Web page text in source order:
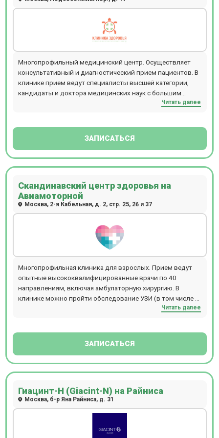
Многопрофильный медицинский центр. Осуществляет
консультативный и диагностический прием пациентов. В
клинике прием ведут специалисты высшей категории,
кандидаты и доктора медицинских наук с большим
опытом. Прием проводится по предварительной записи.
пациентов доступна точная диагностика на новейшем
типа 1,5 тесла с шагом 1 мм. Заключение МРТ выдается в
томографе Toshiba ,128 срезов , узи, рентгенография,
функциональная диагностика, ЭКГ, Эхо-КГ и др,
гастроскопия, колоноскопия.
Читать далее
ЗАПИСАТЬСЯ
Скандинавский центр здоровья на
Авиамоторной
Москва, 2-я Кабельная, д. 2, стр. 25, 26 и 37
Многопрофильная клиника для взрослых. Прием ведут
опытные высококвалифицированные врачи по 40
направлениям, включая амбулаторную хирургию. В
клинике можно пройти обследование УЗИ (в том числе с
эластографией), ДС (дуплексное сканирование), КТ,
проводится на аппаратах закрытого типа Siemens
см, максимальный вес пациента - 160кг) и Canon Vantage
Elan 1.5T (диаметр кольца 63 см, длина - 145см,
максимальный вес пациента 120 кг). В центре есть
контрастированием, проводится МРТ и КТ диагностика
Читать далее
ЗАПИСАТЬСЯ
Гиацинт-Н (Giacint-N) на Райниса
Москва, б-р Яна Райниса, д. 31